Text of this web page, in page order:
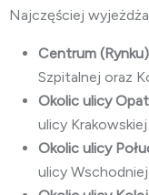
Najczęściej
Centrum (Rynku)
Szpitalnej oraz
Okolic ulicy
ulicy Krakowskiej
Okolic ulicy
ulicy